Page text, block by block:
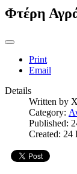
Φτέρη
Print
Email
Details
Written by
Category:
Published:
Created: 24